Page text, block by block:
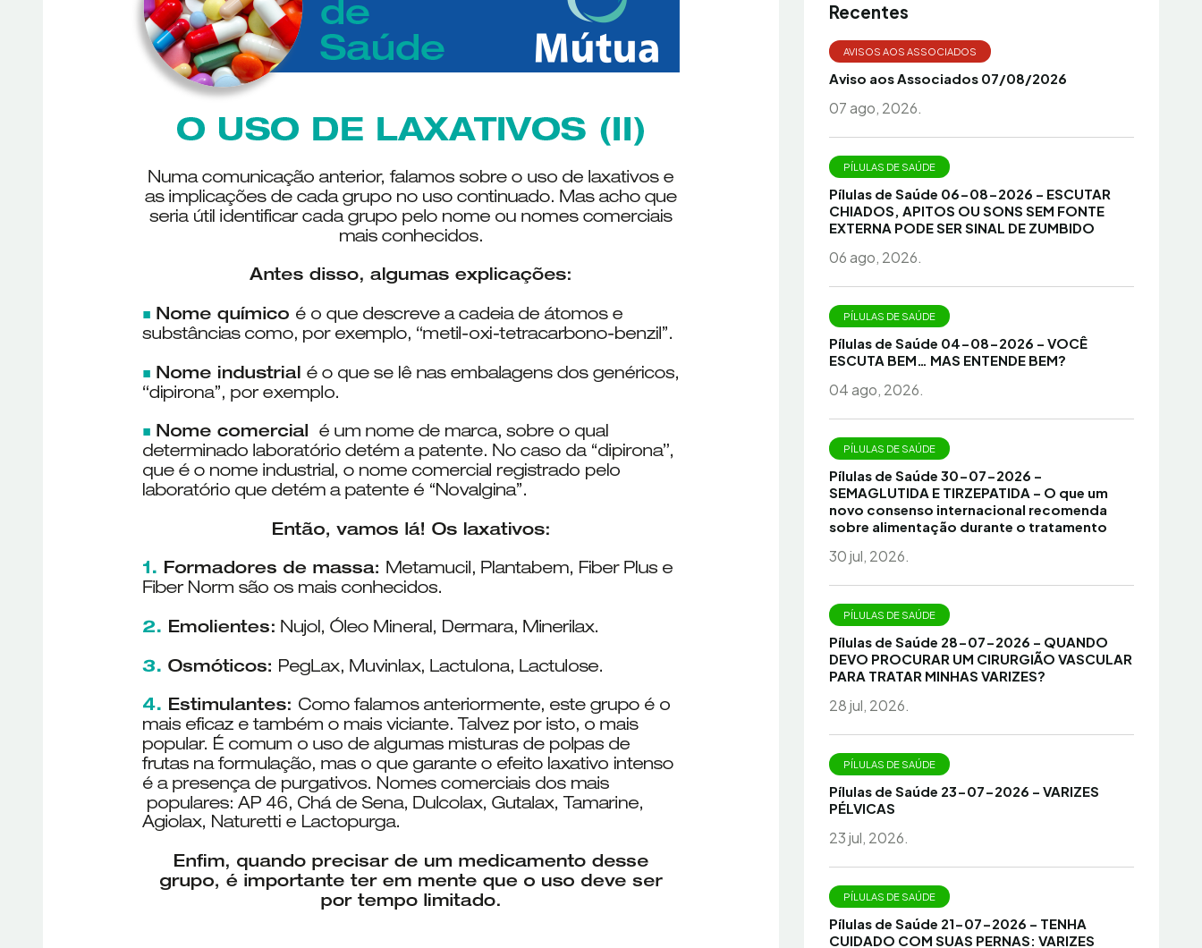
Recentes
AVISOS AOS ASSOCIADOS
Aviso aos Associados 07/08/2026
07 ago, 2026.
PÍLULAS DE SAÚDE
Pílulas de Saúde 06-08-2026 – ESCUTAR
CHIADOS, APITOS OU SONS SEM FONTE
EXTERNA PODE SER SINAL DE ZUMBIDO
06 ago, 2026.
PÍLULAS DE SAÚDE
Pílulas de Saúde 04-08-2026 – VOCÊ
ESCUTA BEM… MAS ENTENDE BEM?
04 ago, 2026.
PÍLULAS DE SAÚDE
Pílulas de Saúde 30-07-2026 –
SEMAGLUTIDA E TIRZEPATIDA – O que um
novo consenso internacional recomenda
sobre alimentação durante o tratamento
30 jul, 2026.
PÍLULAS DE SAÚDE
Pílulas de Saúde 28-07-2026 – QUANDO
DEVO PROCURAR UM CIRURGIÃO VASCULAR
PARA TRATAR MINHAS VARIZES?
28 jul, 2026.
PÍLULAS DE SAÚDE
Pílulas de Saúde 23-07-2026 – VARIZES
PÉLVICAS
23 jul, 2026.
PÍLULAS DE SAÚDE
Pílulas de Saúde 21-07-2026 – TENHA
CUIDADO COM SUAS PERNAS: VARIZES